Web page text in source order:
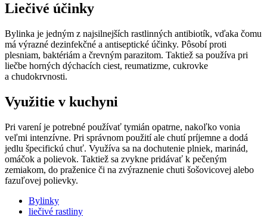
Liečivé účinky
Bylinka je jedným z najsilnejších rastlinných antibiotík, vďaka čomu
má výrazné dezinfekčné a antiseptické účinky. Pôsobí proti
plesniam, baktériám a črevným parazitom. Taktiež sa používa pri
liečbe horných dýchacích ciest, reumatizme, cukrovke
a chudokrvnosti.
Využitie v kuchyni
Pri varení je potrebné používať tymián opatrne, nakoľko vonia
veľmi intenzívne. Pri správnom použití ale chutí príjemne a dodá
jedlu špecifickú chuť. Využíva sa na dochutenie plniek, marinád,
omáčok a polievok. Taktiež sa zvykne pridávať k pečeným
zemiakom, do praženice či na zvýraznenie chuti šošovicovej alebo
fazuľovej polievky.
Bylinky
liečivé rastliny